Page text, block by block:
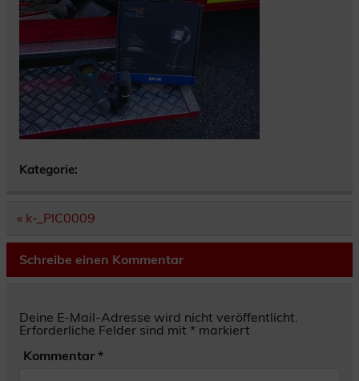
Kategorie:
Beitragsnavigation
« k-_PIC0009
Schreibe einen Kommentar
Deine E-Mail-Adresse wird nicht veröffentlicht.
Erforderliche Felder sind mit * markiert
Kommentar *